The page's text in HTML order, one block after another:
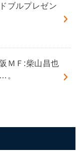
ブルプレゼン
ＭＦ:柴山昌也
。